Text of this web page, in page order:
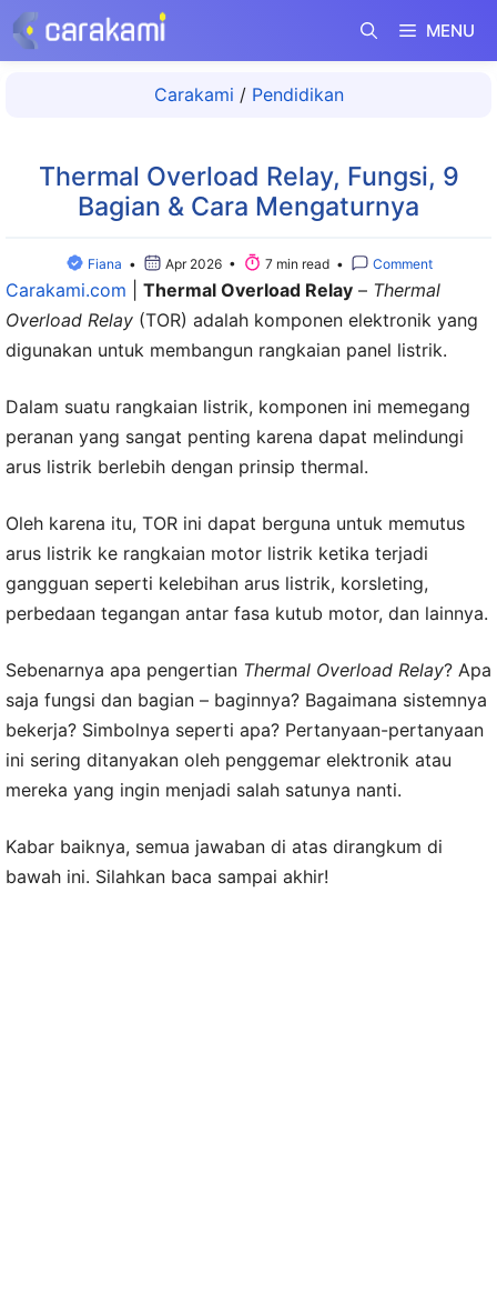
Langsung
ke
MENU
Carakami / Pendidikan
Thermal Overload Relay, Fungsi, 9
Bagian & Cara Mengaturnya
Fiana • Apr 2026 • 7 min read • Comment
Carakami.com Thermal Overload Relay – Thermal
Overload Relay (TOR) adalah komponen elektronik yang
digunakan untuk membangun rangkaian panel listrik.
Dalam suatu rangkaian listrik, komponen ini memegang
peranan yang sangat penting karena dapat melindungi
arus listrik berlebih dengan prinsip thermal.
Oleh karena itu, TOR ini dapat berguna untuk memutus
arus listrik ke rangkaian motor listrik ketika terjadi
gangguan seperti kelebihan arus listrik, korsleting,
perbedaan tegangan antar fasa kutub motor, dan lainnya.
Sebenarnya apa pengertian Thermal Overload Relay? Apa
saja fungsi dan bagian – baginnya? Bagaimana sistemnya
bekerja? Simbolnya seperti apa? Pertanyaan-pertanyaan
ini sering ditanyakan oleh penggemar elektronik atau
mereka yang ingin menjadi salah satunya nanti.
Kabar baiknya, semua jawaban di atas dirangkum di
bawah ini. Silahkan baca sampai akhir!